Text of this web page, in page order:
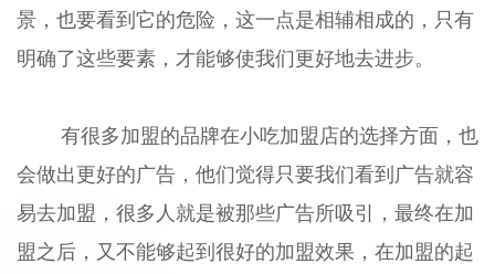
景，也要看到它的危险，这一点是相辅相成的，只有
明确了这些要素，才能够使我们更好地去进步。
有很多加盟的品牌在小吃加盟店的选择方面，也
会做出更好的广告，他们觉得只要我们看到广告就容
易去加盟，很多人就是被那些广告所吸引，最终在加
盟之后，又不能够起到很好的加盟效果，在加盟的起